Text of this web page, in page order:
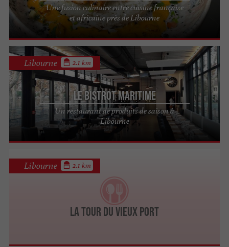
Une fusion culinaire entre cuisine française
et africaine près de Libourne
Le Bistrot Maritime
Un restaurant de produits de saison à
Libourne
Libourne 2.1 km
La Tour du Vieux Port
Libourne 2.1 km